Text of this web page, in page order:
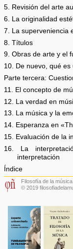
5. Revisión del arte
6. La originalidad
7. La superveniencia
8. Títulos
9. Obras de arte y el
10. De nuevo, qué
Parte tercera:
11. El concepto de
12. La verdad en
13. La música y la
14. Esperanza en
15. Evaluación de la
16. La
interpretación
Índice
Filosofía de la
© 2019